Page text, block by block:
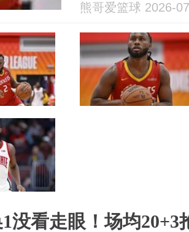
熊哥爱篮球 2026-
没看走眼！场均20+3